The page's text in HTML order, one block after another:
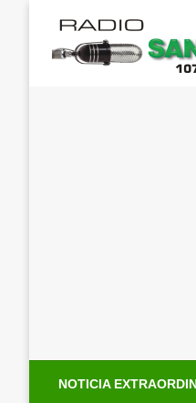
contenido
NOTICIA